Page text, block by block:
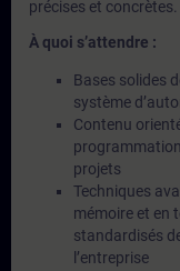
précises et concrètes.
À quoi s’attendre :
Bases solides
système
Contenu
projets
Techniques
mémoire et en
standardisés
l’entreprise